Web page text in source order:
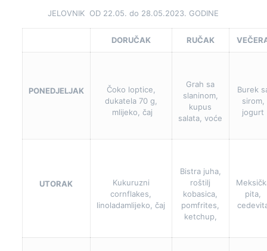
JELOVNIK OD 22.05. do 28.05.2023. GODINE
DORUČAK RUČAK
PONEDJELJAK
Čoko loptice,
dukatela 70 g,
mlijeko, čaj
Grah sa
slaninom,
kupus
salata, voće
Burek
sirom,
jogurt
UTORAK
Kukuruzni
cornflakes,
linoladamlijeko, čaj
Bistra juha,
roštilj
kobasica,
pomfrites,
ketchup,
pita,